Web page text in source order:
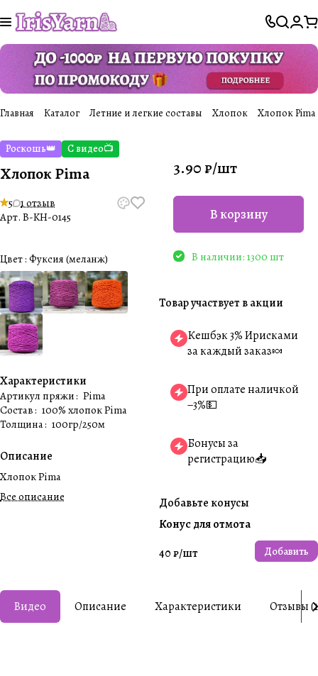
Главная Каталог Летние и легкие составы Хлопок Хлопок Pima
Роскошь👑 С видео📺
Хлопок Pima
5 1 отзыв
Арт. B-KH-0145
Цвет : Фуксия (меланж)
Характеристики
Артикул пряжи: Pima
Состав: 100% хлопок Pima
Толщина: 100гр/250м
Описание
Хлопок Pima
Все описание
3.90 ₽/шт
В корзину
В наличии: 1300 шт
Товар участвует в акции
Кешбэк 3% Ирисками
за каждый заказ🍬
При оплате наличкой
−3%💵
Бонусы за
регистрацию📥
Добавьте конусы
Конус для отмота
40 ₽/шт Добавить
Видео Описание Характеристики Отзывы